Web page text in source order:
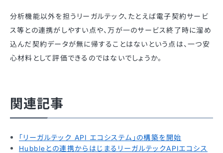
分析機能以外を担うリーガルテック、たとえば電子契約サービ
ス等との連携がしやすい点や、万が一のサービス終了時に溜め
込んだ契約データが無に帰することはないという点は、一つ安
心材料として評価できるのではないでしょうか。
関連記事
「リーガルテック API エコシステム」の構築を開始
Hubbleとの連携からはじまるリーガルテックAPIエコシス